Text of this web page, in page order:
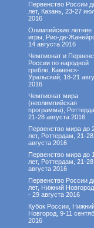
Первенство России
лет, Казань, 23-27
2016
Олимпийские летние
игры, Рио-де-
14 августа 2016
Чемпионат и
России по народной
гребле, Каменск-
Уральский, 18-21
2016
Чемпионат мира
(неолимпийская
программа),
21-28 августа 2016
Первенство мира до
лет, Роттердам, 21-28
августа 2016
Первенство мира до
лет, Роттердам, 21-28
августа 2016
Первенство России
лет, Нижний
- 29 августа 2016
Кубок России,
Новгород, 9-11
2016